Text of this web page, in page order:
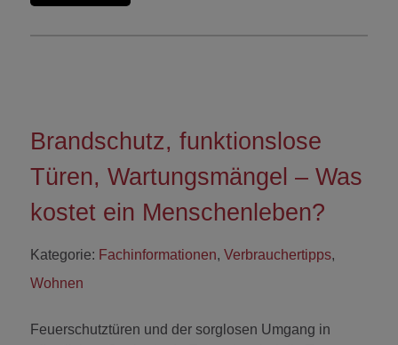
Brandschutz, funktionslose
Türen, Wartungsmängel – Was
kostet ein Menschenleben?
Kategorie: Fachinformationen, Verbrauchertipps,
Wohnen
Feuerschutztüren und der sorglosen Umgang in